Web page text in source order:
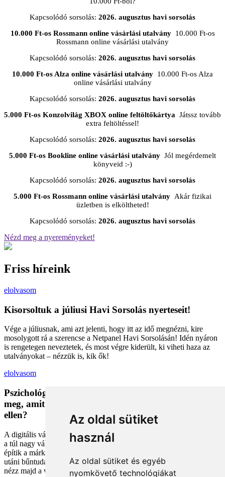
Az oldal sütiket
használ
Az oldal sütiket és egyéb
nyomkövető technológiákat
Kapcsolódó sorsolás: 2026. augusztus havi sorsolás
10.000 Ft-os Rossmann online vásárlási utalvány10.000 Ft-os
Rossmann online vásárlási utalvány
Kapcsolódó sorsolás: 2026. augusztus havi sorsolás
10.000 Ft-os Alza online vásárlási utalvány 10.000 Ft-os Alza
online vásárlási utalvány
Kapcsolódó sorsolás: 2026. augusztus havi sorsolás
5.000 Ft-os Konzolvilág XBOX online feltöltőkártya Játssz tovább
extra feltöltéssel!
Kapcsolódó sorsolás: 2026. augusztus havi sorsolás
5.000 Ft-os Bookline online vásárlási utalvány Jól megérdemelt
könyveid :-)
Kapcsolódó sorsolás: 2026. augusztus havi sorsolás
5.000 Ft-os Rossmann online vásárlási utalvány Akár fizikai
üzletben is elköltheted!
Kapcsolódó sorsolás: 2026. augusztus havi sorsolás
Nézd meg a nyereményeket!
Friss híreink
elolvasom
Kisorsoltuk a júliusi Havi Sorsolás nyerteseit!
Vége a júliusnak, ami azt jelenti, hogy itt az idő megnézni, kire
mosolygott rá a szerencse a Netpanel Havi Sorsolásán! Idén nyáron
is rengetegen neveztetek, és most végre kiderült, ki viheti haza az
utalványokat – nézzük is, kik ők!
elolvasom
Pszichológiai trükkök a kosárban: Miért vesszük
meg, amit megveszünk, és mit tehetünk a bűntudat
ellen?
A digitális vásárlás kényelmes, de tele van pszichológiai csapdákkal
a túl nagy választéktól a hosszas böngészésig. Megmutatjuk, hogyan
építik a márkák a bizalmadat online, és miként kerüld el a vásárlás
utáni bűntudatot tudatos döntésekkel. Készülj fel, hogy máshogy
nézz majd a webshopokra!